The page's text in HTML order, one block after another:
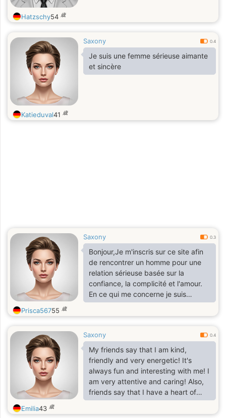
Hatzschy54 歳
Saxony 0.4
Je suis une femme sérieuse aimante
et sincère
Katieduval41 歳
Saxony 0.3
Bonjour,Je m'inscris sur ce site afin
de rencontrer un homme pour une
relation sérieuse basée sur la
confiance, la complicité et l'amour.
En ce qui me concerne je suis
dynamique, ouverte, aimant rire,
fidèle, tendre mais je ne vais pas
discuter avec des ami(e)s, découvrir
des choses nouvelles, pratiquer du
sport et bien d'autres choses qui
n'appartiennent qu'à vous de
découvrir!!! J'espère que ceci éveil
votre curiosité
Prisca56755 歳
Saxony 0.4
My friends say that I am kind,
friendly and very energetic! It's
always fun and interesting with me! I
am very attentive and caring! Also,
friends say that I have a heart of
gold and I will always help in a
difficult situation. I am a very
Emilia43 歳